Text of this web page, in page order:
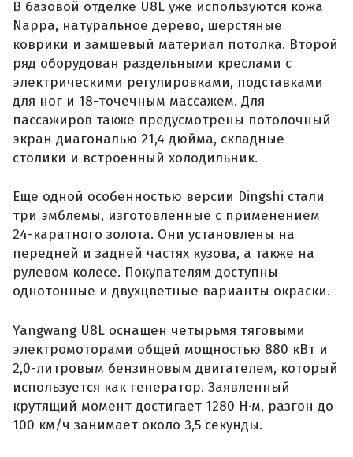
В базовой отделке U8L уже используются кожа
Nappa, натуральное дерево, шерстяные
коврики и замшевый материал потолка. Второй
ряд оборудован раздельными креслами с
электрическими регулировками, подставками
для ног и 18-точечным массажем. Для
пассажиров также предусмотрены потолочный
экран диагональю 21,4 дюйма, складные
столики и встроенный холодильник.
Еще одной особенностью версии Dingshi стали
три эмблемы, изготовленные с применением
24-каратного золота. Они установлены на
передней и задней частях кузова, а также на
рулевом колесе. Покупателям доступны
однотонные и двухцветные варианты окраски.
Yangwang U8L оснащен четырьмя тяговыми
электромоторами общей мощностью 880 кВт и
2,0-литровым бензиновым двигателем, который
используется как генератор. Заявленный
крутящий момент достигает 1280 Н·м, разгон до
100 км/ч занимает около 3,5 секунды.